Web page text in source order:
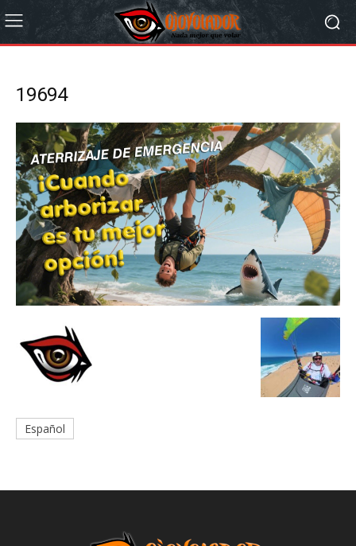
19694
Español